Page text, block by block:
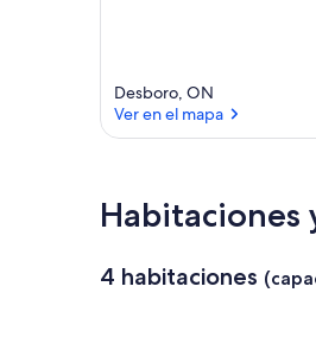
Desboro, ON
Ver en el mapa
Habitaciones
4 habitaciones